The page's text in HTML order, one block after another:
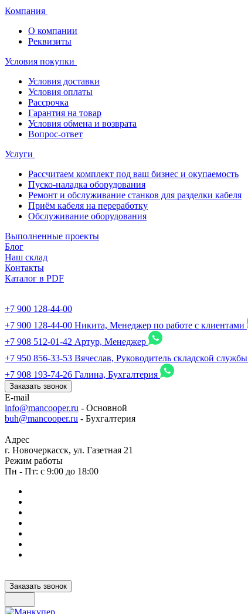
Компания
О компании
Реквизиты
Условия покупки
Условия доставки
Условия оплаты
Рассрочка
Гарантия на товар
Условия обмена и возврата
Вопрос-ответ
Услуги
Рассчитаем комплект под ваш бизнес и окупаемость
Пуско-наладка оборудования
Ремонт и обслуживание станков для разделки кабеля
Приём кабеля на переработку
Обслуживание оборудования
Выполненные проекты
Блог
Наш склад
Контакты
Каталог в PDF
+7 900 128-44-00
+7 900 128-44-00 Никита, Менеджер по работе с клиентами
+7 908 512-01-42 Артур, Менеджер
+7 950 856-33-53 Вячеслав, Руководитель складской службы
+7 908 193-74-26 Галина, Бухгалтерия
Заказать звонок
E-mail
info@mancooper.ru - Основной
buh@mancooper.ru - Бухгалтерия
Адрес
г. Новочеркасск, ул. Газетная 21
Режим работы
Пн - Пт: с 9:00 до 18:00
Заказать звонок